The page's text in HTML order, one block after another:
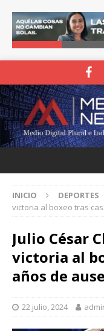
INICIO DEPORTES
victoria al boxeo tras
Julio César
victoria al
años de
22 julio, 2024